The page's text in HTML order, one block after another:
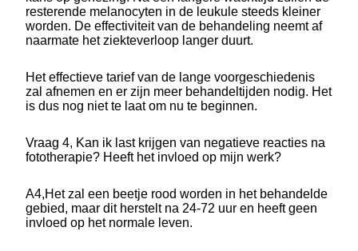
resterende melanocyten in de leukule steeds kleiner
worden. De effectiviteit van de behandeling neemt af
naarmate het ziekteverloop langer duurt.
Het effectieve tarief van de lange voorgeschiedenis
zal afnemen en er zijn meer behandeltijden nodig. Het
is dus nog niet te laat om nu te beginnen.
Vraag 4, Kan ik last krijgen van negatieve reacties na
fototherapie? Heeft het invloed op mijn werk?
A4,Het zal een beetje rood worden in het behandelde
gebied, maar dit herstelt na 24-72 uur en heeft geen
invloed op het normale leven.